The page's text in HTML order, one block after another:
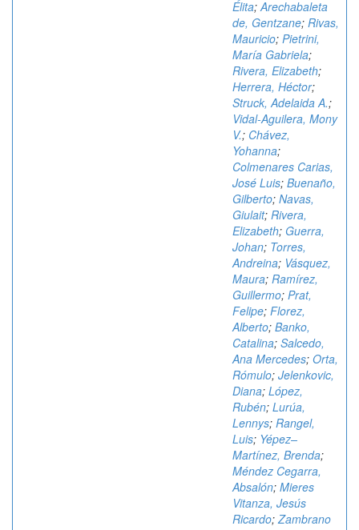
Élita;Arechabaleta
de, Gentzane; Rivas,
Mauricio; Pietrini,
María Gabriela;
Rivera, Elizabeth;
Herrera, Héctor;
Struck, Adelaida A.;
Vidal-Aguilera, Mony
V.; Chávez,
Yohanna;
Colmenares Carias,
José Luis; Buenaño,
Gilberto; Navas,
Giulait; Rivera,
Elizabeth; Guerra,
Johan; Torres,
Andreina; Vásquez,
Maura; Ramírez,
Guillermo; Prat,
Felipe; Florez,
Alberto; Banko,
Catalina; Salcedo,
Ana Mercedes; Orta,
Rómulo; Jelenkovic,
Diana; López,
Rubén; Lurúa,
Lennys; Rangel,
Luis; Yépez–
Martínez, Brenda;
Méndez Cegarra,
Absalón; Mieres
Vitanza, Jesús
Ricardo;Zambrano